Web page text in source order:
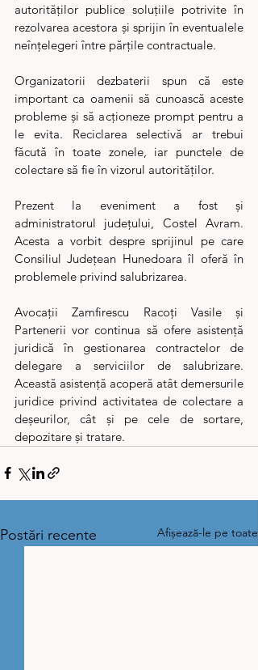
autorităților publice soluțiile potrivite în
rezolvarea acestora și sprijin în eventualele
neînțelegeri între părțile contractuale.
Organizatorii dezbaterii spun că este
important ca oamenii să cunoască aceste
probleme și să acționeze prompt pentru a
le evita. Reciclarea selectivă ar trebui
făcută în toate zonele, iar punctele de
colectare să fie în vizorul autorităților.
Prezent la eveniment a fost și
administratorul județului, Costel Avram.
Acesta a vorbit despre sprijinul pe care
Consiliul Județean Hunedoara îl oferă în
problemele privind salubrizarea.
​Avocații Zamfirescu Racoți Vasile și
Partenerii vor continua să ofere asistență
juridică în gestionarea contractelor de
delegare a serviciilor de salubrizare.
Această asistență acoperă atât demersurile
juridice privind activitatea de colectare a
deșeurilor, cât și pe cele de sortare,
depozitare și tratare.
Postări recente Afișează-le pe toate